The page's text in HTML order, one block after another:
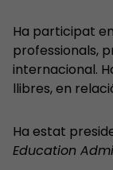
Ha participat
professionals,
internacional.
llibres, en
Ha estat
Education